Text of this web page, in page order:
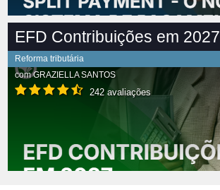
EFD Contribuições em 2027
Reforma tributária
comGRAZIELLA SANTOS
242 avaliações